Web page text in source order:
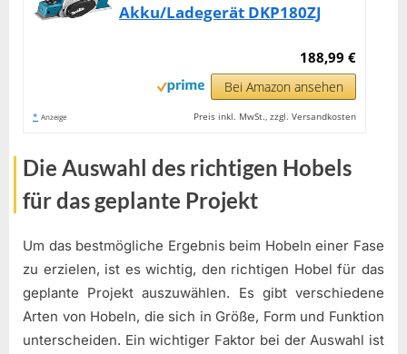
Akku/Ladegerät DKP180ZJ
188,99 €
Bei Amazon ansehen
* Anzeige Preis inkl. MwSt., zzgl. Versandkosten
Die Auswahl des richtigen Hobels
für das geplante Projekt
Um das bestmögliche Ergebnis beim Hobeln einer Fase
zu erzielen, ist es wichtig, den richtigen Hobel für das
geplante Projekt auszuwählen. Es gibt verschiedene
Arten von Hobeln, die sich in Größe, Form und Funktion
unterscheiden. Ein wichtiger Faktor bei der Auswahl ist